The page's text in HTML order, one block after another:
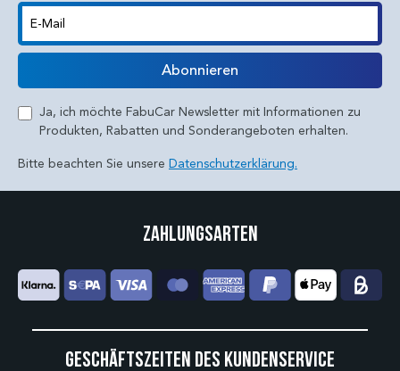
E-Mail
Abonnieren
Ja, ich möchte FabuCar Newsletter mit Informationen zu
Produkten, Rabatten und Sonderangeboten erhalten.
Bitte beachten Sie unsere Datenschutzerklärung.
Geschäftszeiten des Kundenservice
Zahlungsarten